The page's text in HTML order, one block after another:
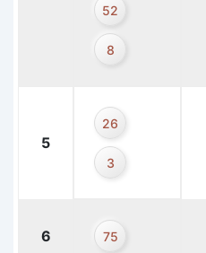
52
8
5
26
3
6 75